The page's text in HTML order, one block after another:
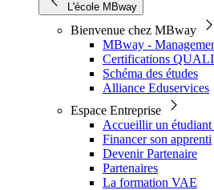
L'école MBway
Bienvenue chez MBway
MBway -
Certifications
Schéma des études
Alliance Eduservices
Espace Entreprise
Accueillir un étudiant
Financer son apprenti
Devenir Partenaire
Partenaires
La formation VAE